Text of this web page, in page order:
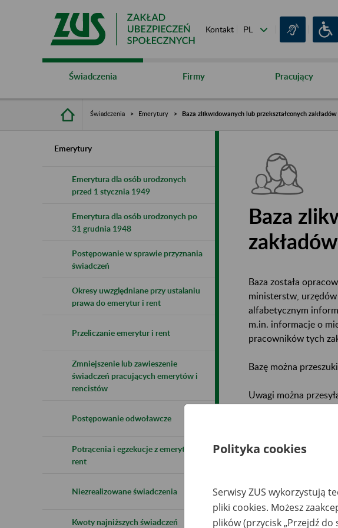
Kontakt
Świadczenia Firmy Pracujący
Świadczenia Emerytury Baza zlikwidowanych lub przekształconych
Emerytury
Emerytura dla osób urodzonych
przed 1 stycznia 1949
Emerytura dla osób urodzonych po
31 grudnia 1948
Postępowanie w sprawie przyznania
świadczeń
Okresy uwzględniane przy ustalaniu
prawa do emerytur i rent
Przeliczanie emerytur i rent
Zmniejszenie lub zawieszenie
świadczeń pracujących emerytów i
rencistów
Postępowanie odwoławcze
Potrącenia i egzekucje z emerytur i
rent
Niezrealizowane świadczenia
Kwoty najniższych świadczeń
Baza
Baza została
ministerstw,
alfabetycznym
m.in. informacje o
pracowników tych
Bazę można
Uwagi można
Wszystkie uwagi można
Ukryj
Polityka cookies
Serwisy ZUS wykorzystują
pliki cookies. Możesz
plików (przycisk „Przejdź